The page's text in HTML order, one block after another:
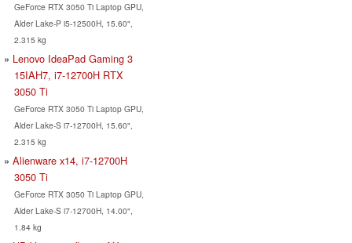
GeForce RTX 3050 Ti Laptop GPU,
Alder Lake-P i5-12500H, 15.60",
2.315 kg
Lenovo IdeaPad Gaming 3
15IAH7, i7-12700H RTX
3050 Ti
GeForce RTX 3050 Ti Laptop GPU,
Alder Lake-S i7-12700H, 15.60",
2.315 kg
Alienware x14, i7-12700H
3050 Ti
GeForce RTX 3050 Ti Laptop GPU,
Alder Lake-S i7-12700H, 14.00",
1.84 kg